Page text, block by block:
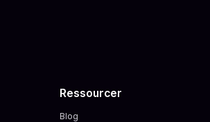
Ressourcer
Blog